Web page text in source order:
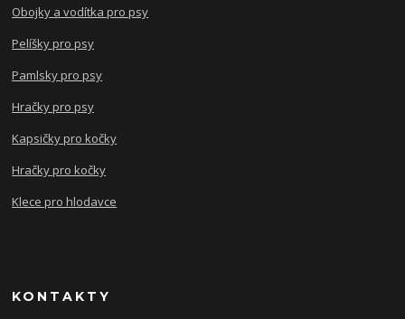
Obojky a vodítka pro psy
Pelíšky pro psy
Pamlsky pro psy
Hračky pro psy
Kapsičky pro kočky
Hračky pro kočky
Klece pro hlodavce
KONTAKTY